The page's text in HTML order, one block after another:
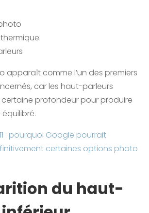
apparaît comme l’un des premiers
car les haut-parleurs
profondeur pour produire
: pourquoi Google pourrait
certaines options photo
du haut-